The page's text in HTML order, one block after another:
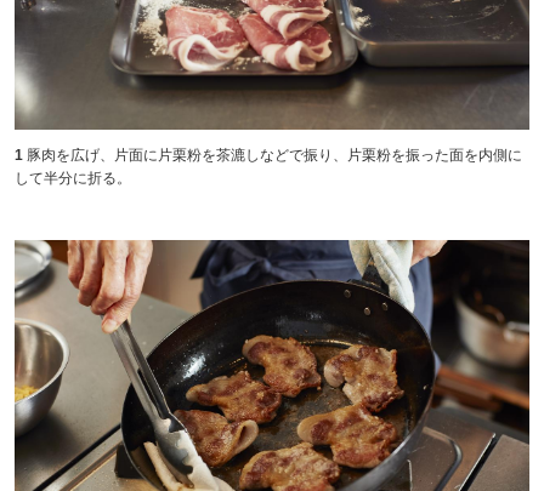
1 豚肉を広げ、片面に片栗粉を茶漉しなどで振り、片栗粉を振った面を内側に
して半分に折る。